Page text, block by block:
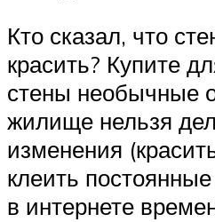
Кто сказал, что
красить? Купите
стены необычные
жилище нельзя
изменения
клеить
в интернете